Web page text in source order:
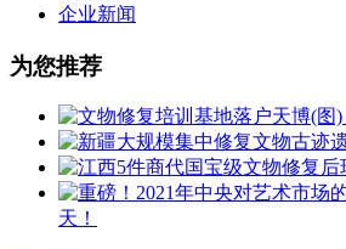
企业新闻
为您推荐
天！